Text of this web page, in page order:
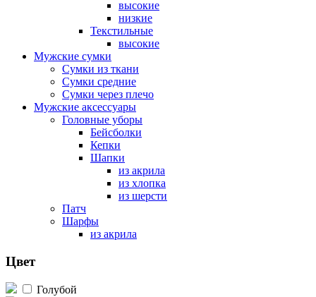
высокие
низкие
Текстильные
высокие
Мужские сумки
Сумки из ткани
Сумки средние
Сумки через плечо
Мужские аксессуары
Головные уборы
Бейсболки
Кепки
Шапки
из акрила
из хлопка
из шерсти
Патч
Шарфы
из акрила
Цвет
Голубой